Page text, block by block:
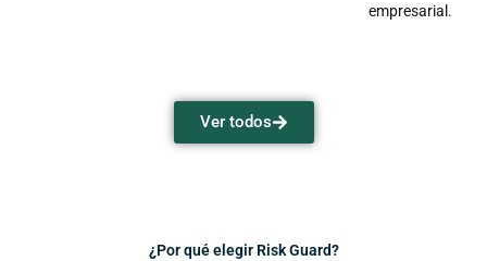
empresarial.
Ver todos
¿Por qué elegir Risk Guard?